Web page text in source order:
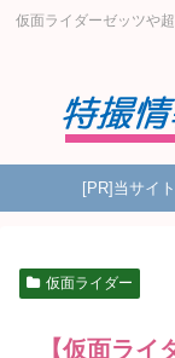
仮面ライダーゼッツや
[PR]当サイ
仮面ライダー
【仮面ライ